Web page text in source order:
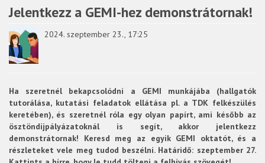
Jelentkezz a GEMI-hez demonstrátornak!
2024. szeptember 23., 17:25
Ha szeretnél bekapcsolódni a GEMI munkájába (hallgatók
tutorálása, kutatási feladatok ellátása pl. a TDK felkészülés
keretében), és szeretnél róla egy olyan papírt, ami később az
ösztöndíjpályázatoknál is segít, akkor jelentkezz
demonstrátornak! Keresd meg az egyik GEMI oktatót, és a
részleteket vele meg tudod beszélni. Határidő: szeptember 27.